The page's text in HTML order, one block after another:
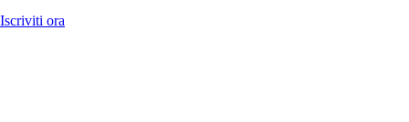
Iscriviti ora